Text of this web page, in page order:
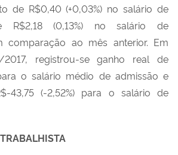
de R$0,40 (+0,03%) no salário de
R$2,18 (0,13%) no salário de
comparação ao mês anterior. Em
registrou-se ganho real de
o salário médio de admissão e
43,75 (-2,52%) para o salário de